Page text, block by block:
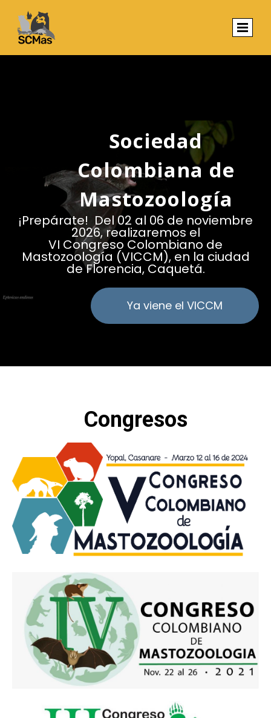
Sociedad
Colombiana de
Mastozoología
¡Prepárate! Del 02 al 06 de noviembre
2026, realizaremos el
VI Congreso Colombiano de
Mastozoología (VICCM), en la ciudad
de Florencia, Caquetá.
Ya viene el VICCM
Congresos